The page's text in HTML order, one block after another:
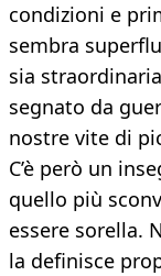
condizioni e
sembra
sia
segnato da
nostre vite di
C’è però un
quello più
essere sorella.
la definisce